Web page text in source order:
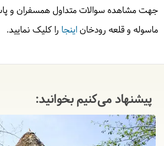
جهت مشاهده سوالات متداول همسفران و
ماسوله و قلعه رودخاناینجا را کلیک نمایید.
پیشنهاد می‌کنیم بخوانید: